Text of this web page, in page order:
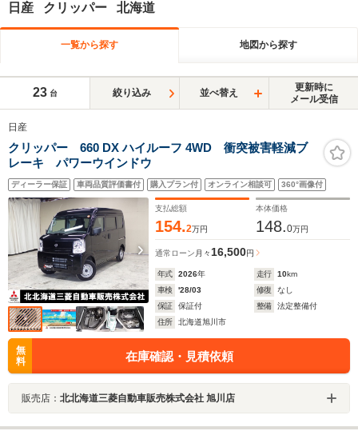
日産 クリッパー 北海道
一覧から探す 地図から探す
23 台 絞り込み 並べ替え
更新時に
メール受信
日産
クリッパー 660 DX ハイルーフ 4WD 衝突被害軽減ブ
レーキ パワーウインドウ
ディーラー保証 車両品質評価書付 購入プラン付 オンライン相談可 360°画像付
支払総額
154.2万円
本体価格
148.0万円
通常ローン 月々16,500円
年式 2026年 走行 10km
車検
'28/03 修復
なし
保証
保証付 整備
法定整備付
住所
北海道旭川市
無
料
在庫確認・見積依頼
販売店： 北北海道三菱自動車販売株式会社 旭川店